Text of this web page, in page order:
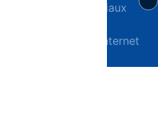
réseaux sociaux
téléphone et internet